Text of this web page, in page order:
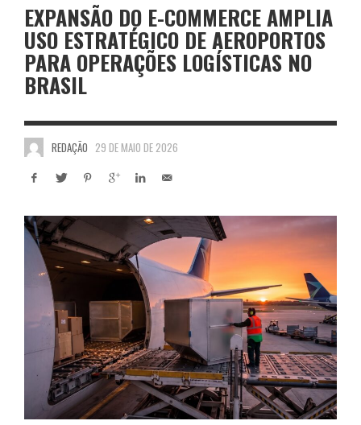
EXPANSÃO DO E-COMMERCE AMPLIA
USO ESTRATÉGICO DE AEROPORTOS
PARA OPERAÇÕES LOGÍSTICAS NO
BRASIL
REDAÇÃO 29 DE MAIO DE 2026